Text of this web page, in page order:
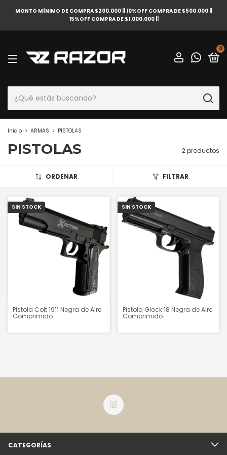
MONTO MÍNIMO DE COMPRA $200.000 || 10%OFF COMPRA DE $500.000 ||
15%OFF COMPRA DE $1.000.000 ||
0
Inicio > ARMAS > PISTOLAS
PISTOLAS 2 productos
ORDENAR FILTRAR
SIN STOCK
Pistola Colt 1911 Negra de Aire
Comprimido
SIN STOCK
Pistola Glock 18 Negra de Aire
Comprimido
CATEGORÍAS